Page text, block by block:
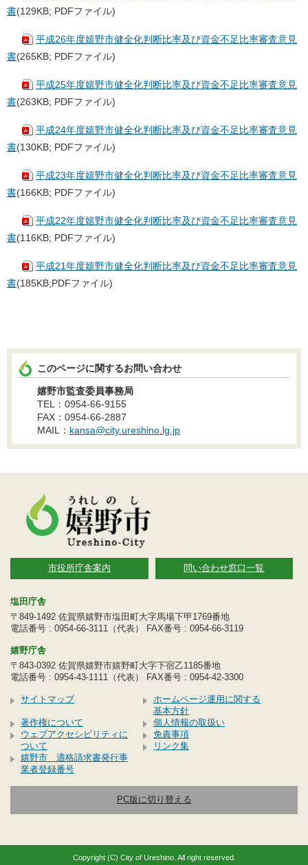
書(129KB; PDFファイル)
平成26年度嬉野市健全化判断比率及び資金不足比率審査意見
書(265KB; PDFファイル)
平成25年度嬉野市健全化判断比率及び資金不足比率審査意見
書(263KB; PDFファイル)
平成24年度嬉野市健全化判断比率及び資金不足比率審査意見
書(130KB; PDFファイル)
平成23年度嬉野市健全化判断比率及び資金不足比率審査意見
書(166KB; PDFファイル)
平成22年度嬉野市健全化判断比率及び資金不足比率審査意見
書(116KB; PDFファイル)
平成21年度嬉野市健全化判断比率及び資金不足比率審査意見
書(185KB;PDFファイル)
このページに関するお問い合わせ
嬉野市監査委員事務局
TEL：0954-66-9155
FAX：0954-66-2887
MAIL： kansa@city.ureshino.lg.jp
市役所庁舎案内 問い合わせ窓口一覧
塩田庁舎
〒849-1492 佐賀県嬉野市塩田町大字馬場下甲1769番地
電話番号 : 0954-66-3111（代表） FAX番号 : 0954-66-3119
嬉野庁舎
〒843-0392 佐賀県嬉野市嬉野町大字下宿乙1185番地
電話番号 : 0954-43-1111（代表） FAX番号 : 0954-42-3300
サイトマップ
ホームページ運用に関する
基本方針
著作権について
個人情報の取扱い
ウェブアクセシビリティに
ついて
免責事項
リンク集
嬉野市 適格請求書発行事
業者登録番号
PC版に切り替える
Copyright (C) City of Ureshino. All right reserved.